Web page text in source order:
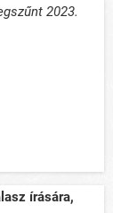
2023.
írására,